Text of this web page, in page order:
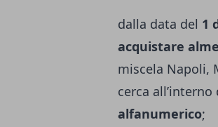
dalla data del 1
acquistare
miscela Napoli,
cerca
alfanumerico;